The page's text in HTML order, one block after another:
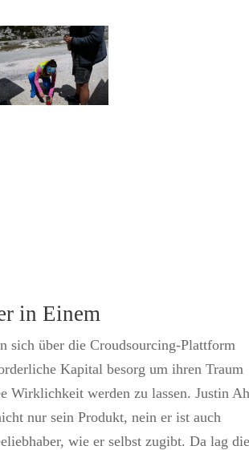
in Einem
sich über die Croudsourcing-Plattform
Kapital besorg um ihren Traum
Wirklichkeit werden zu lassen. Justin
nur sein Produkt, nein er ist auch
wie er selbst zugibt. Da lag die